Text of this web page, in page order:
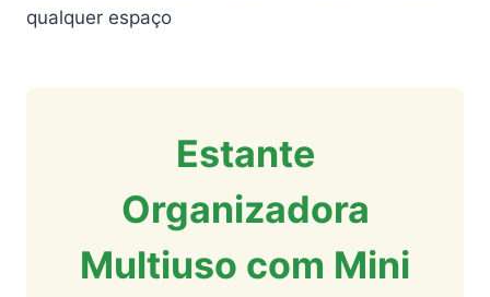
qualquer espaço
Estante
Organizadora
Multiuso com Mini